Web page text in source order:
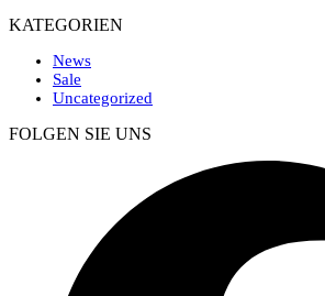
KATEGORIEN
News
Sale
Uncategorized
FOLGEN SIE UNS